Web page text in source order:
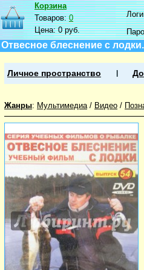
Корзина
Товаров:0
Цена:0 руб.
Отвесное блеснение с
Личное пространство
Жанры: Мультимедиа/ Видео /